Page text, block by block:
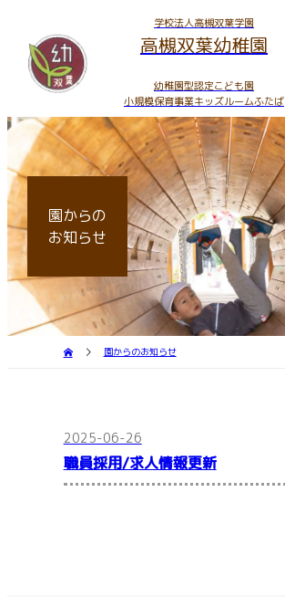
学校法人高槻双葉学園
高槻双葉幼稚園
幼稚園型認定こども園
小規模保育事業キッズルームふたば
園からの
お知らせ
園からのお知らせ
2025-06-26
職員採用/求人情報更新